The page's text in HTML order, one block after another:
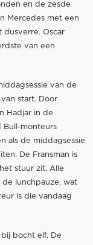
en de zesde
Mercedes met een
dusverre. Oscar
van een
van de
start. Door
Hadjar in de
Bull-monteurs
als de middagsessie
De Fransman is
stuur zit. Alle
lunchpauze, wat
is die vandaag
bocht elf. De